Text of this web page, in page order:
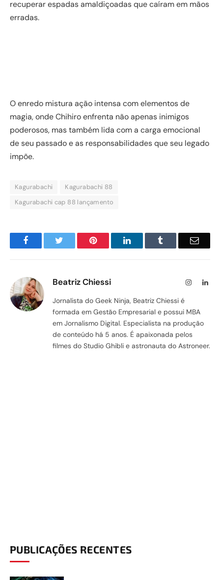
recuperar espadas amaldiçoadas que caíram em mãos
erradas.
O enredo mistura ação intensa com elementos de
magia, onde Chihiro enfrenta não apenas inimigos
poderosos, mas também lida com a carga emocional
de seu passado e as responsabilidades que seu legado
impõe.
Kagurabachi
Kagurabachi 88
Kagurabachi cap 88 lançamento
Facebook Pinterest LinkedIn Email
Beatriz Chiessi Instagram
Jornalista do Geek Ninja, Beatriz Chiessi é
formada em Gestão Empresarial e possui MBA
em Jornalismo Digital. Especialista na produção
de conteúdo há 5 anos. É apaixonada pelos
filmes do Studio Ghibli e astronauta do Astroneer.
PUBLICAÇÕES RECENTES